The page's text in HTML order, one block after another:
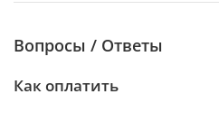
Вопросы / Ответы
Как оплатить